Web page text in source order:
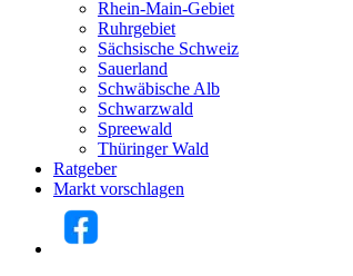
Rhein-Main-Gebiet
Ruhrgebiet
Sächsische Schweiz
Sauerland
Schwäbische Alb
Schwarzwald
Spreewald
Thüringer Wald
Ratgeber
Markt vorschlagen